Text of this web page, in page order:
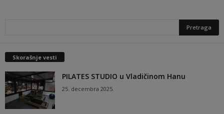
Skorašnje vesti
PILATES STUDIO u Vladičinom Hanu
25. decembra 2025.